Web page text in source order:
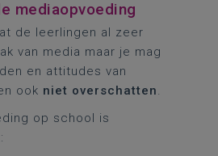
mediaopvoeding
de leerlingen al zeer
van media maar je mag
en attitudes van
ook niet overschatten.
op school is